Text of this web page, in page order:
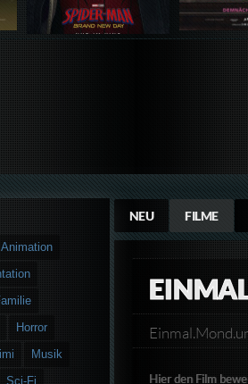
NEU FILME
Hier den Film
Animation
Horror
Musik
Sci-Fi